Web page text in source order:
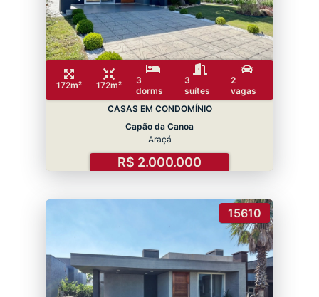
172m² 172m²
3
dorms
3
suítes
2
vagas
CASAS EM CONDOMÍNIO
Capão da Canoa
Araçá
R$ 2.000.000
15610